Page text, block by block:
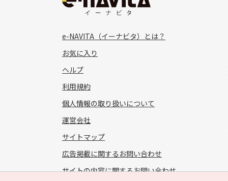
e-NAVITA（イーナビタ）とは？
お気に入り
ヘルプ
利用規約
個人情報の取り扱いについて
運営会社
サイトマップ
広告掲載に関するお問い合わせ
サイトの内容に関するお問い合わせ